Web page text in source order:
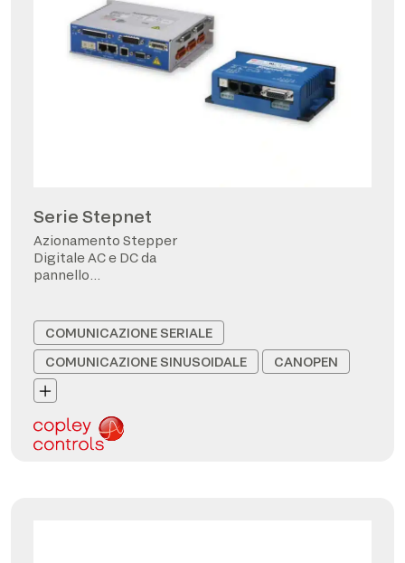
Serie Stepnet
Azionamento Stepper
Digitale AC e DC da
pannello
COMUNICAZIONE SERIALE
COMUNICAZIONE SINUSOIDALE
CANOPEN